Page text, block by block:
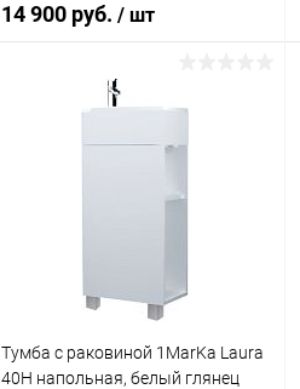
14 900 руб. / шт
В корзину
Тумба с раковиной 1MarKa Laura
40Н напольная, белый глянец